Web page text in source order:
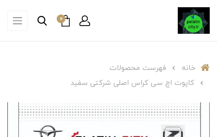
0
خانه
فهرست محصولات
کاپوت اچ سی کراس اصلی شرکتی سفید